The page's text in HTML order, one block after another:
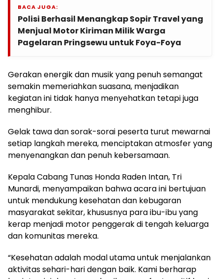
BACA JUGA:
Polisi Berhasil Menangkap Sopir Travel yang
Menjual Motor Kiriman Milik Warga
Pagelaran Pringsewu untuk Foya-Foya
Gerakan energik dan musik yang penuh semangat
semakin memeriahkan suasana, menjadikan
kegiatan ini tidak hanya menyehatkan tetapi juga
menghibur.
Gelak tawa dan sorak-sorai peserta turut mewarnai
setiap langkah mereka, menciptakan atmosfer yang
menyenangkan dan penuh kebersamaan.
Kepala Cabang Tunas Honda Raden Intan, Tri
Munardi, menyampaikan bahwa acara ini bertujuan
untuk mendukung kesehatan dan kebugaran
masyarakat sekitar, khususnya para ibu-ibu yang
kerap menjadi motor penggerak di tengah keluarga
dan komunitas mereka.
“Kesehatan adalah modal utama untuk menjalankan
aktivitas sehari-hari dengan baik. Kami berharap